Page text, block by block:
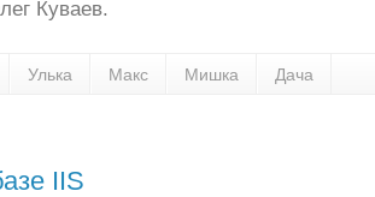
Куваев.
Улька Макс Мишка Дача
IIS